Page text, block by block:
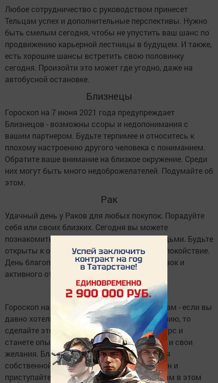
Любое сотрудничество с руководством принесет
Тельцам успех и дополнительные перспективы. Нужно
быть смелым сегодня, чтобы не упустить ваш шанс по
продвижению карьерной лестницы в будущем. И также,
есть хорошие шансы встретить свою половинку
сегодня. Произойти это может где угодно, даже на
автобусной остановке.
Близнецы
Гороскоп на 7 июня 2021 года предупреждает
Близнецов - возможны ссоры и недопонимания с
вашим партнером. Будьте терпимее и относитесь к
плохому настроению другого человека с пониманием.
Обратите ваше внимание на близкое окружение. Среди
них могут быть много недоброжелателей. Подумайте об
этом.
Рак
Удачный день у Раков для любых покупок. Порадуйте
себя или своих близких. Сегодня вы можете
познакомиться с новыми интересными людьми. Будьте
открыты к общению, излучайте позитив и спокойствие.
День благоприятный для физических нагрузок и
активного отдыха.
Лев
Гороскоп на 7 июня 2021 года советует Львам - если вы
давно хотели записаться на курс по вождению, то
сделайте это сегодня. Вы легко пройдете курс и
станете опытным водителем. Верьте в себя и свои
желания. Благоприятный день для создания
собственной карты желаний. Составьте план и
приступайте к оформлению карты. Удачи вам в этом